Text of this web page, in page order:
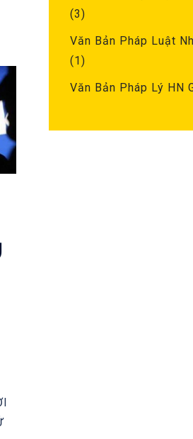
(3)
Văn Bản Pháp Luật
(1)
Văn Bản Pháp Lý HN